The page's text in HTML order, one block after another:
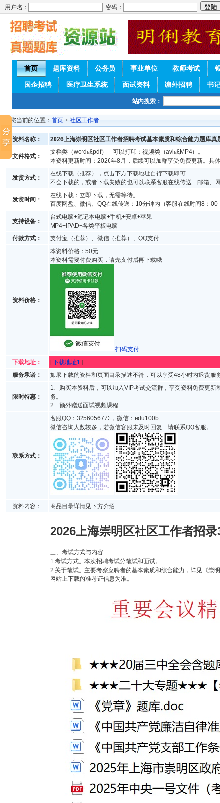
用户名： 密码：
首页 题库资料 公务员 事业单位 教师考试
国企招聘 医疗卫生系统 面试资料 编外招聘 书
站内搜索：
您当前的位置： 首页 > 社区工作者
资料名称： 2026上海崇明区社区工作者招聘考试基本素质和综合能力题库真
文件格式：
文档类（word或pdf），可以打印；视频类（avi或MP4）。
本资料更新时间；2026年8月，后续可以加群享受免费更新。具
发货方式：
在线下载（推荐），点击下方下载地址自行下载即可.
不会下载的，或者下载失败的也可以联系客服在线传送、邮箱、
发货时间：
在线下载：立即下载，无需等待。
百度网盘、微信、QQ在线传送：10分钟内（客服在线时间8：
支持设备：
台式电脑+笔记本电脑+手机+安卓+苹果
MP4+IPAD+各类平板电脑
付款方式：
支付宝（推荐）、微信（推荐）、QQ支付
资料价格：
本资料价格：50元
本资料需要付费购买，请先支付后再下载哦！
扫码支付
下载地址：
[下载地址1 ]
服务承诺：
如果下载的资料和页面目录描述不符，可以享受48小时内退货服
限时特惠：
1、购买本资料后，可以加入VIP考试交流群，享受资料免费更新
务。
2、额外赠送面试视频课程
联系方式：
客服QQ：3256056773，微信：edu100b
微信咨询人数较多，若微信客服未及时回复，请联系QQ客服。
资料内容： 商品目录详情见下方介绍
2026上海崇明区社区工作者招录
三、考试方式与内容
1.考试方式。本次招聘考试分笔试和面试。
2.关于笔试。主要考察应聘者的基本素质和综合能力，详见《崇
网站上下载的准考证信息为准。